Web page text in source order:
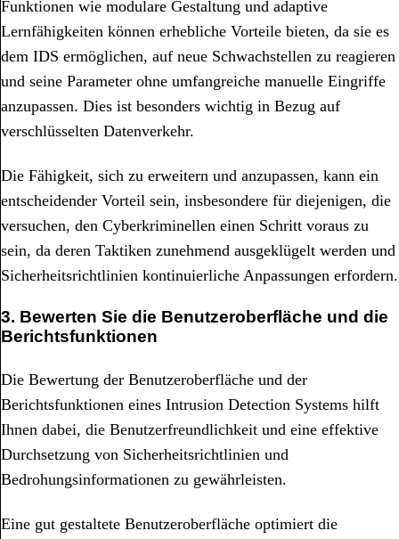
Funktionen wie modulare Gestaltung und adaptive
Lernfähigkeiten können erhebliche Vorteile bieten, da sie es
dem IDS ermöglichen, auf neue Schwachstellen zu reagieren
und seine Parameter ohne umfangreiche manuelle Eingriffe
anzupassen. Dies ist besonders wichtig in Bezug auf
verschlüsselten Datenverkehr.
Die Fähigkeit, sich zu erweitern und anzupassen, kann ein
entscheidender Vorteil sein, insbesondere für diejenigen, die
versuchen, den Cyberkriminellen einen Schritt voraus zu
sein, da deren Taktiken zunehmend ausgeklügelt werden und
Sicherheitsrichtlinien kontinuierliche Anpassungen erfordern.
3. Bewerten Sie die Benutzeroberfläche und die
Berichtsfunktionen
Die Bewertung der Benutzeroberfläche und der
Berichtsfunktionen eines Intrusion Detection Systems hilft
Ihnen dabei, die Benutzerfreundlichkeit und eine effektive
Durchsetzung von Sicherheitsrichtlinien und
Bedrohungsinformationen zu gewährleisten.
Eine gut gestaltete Benutzeroberfläche optimiert die